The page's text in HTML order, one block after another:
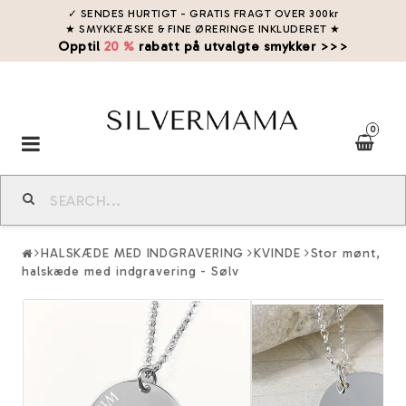
✓ SENDES HURTIGT - GRATIS FRAGT OVER 300kr
★ SMYKKEÆSKE & FINE ØRERINGE INKLUDERET ★
Opptil 20 % rabatt på utvalgte smykker >>>
0
Toggle
navigation
HALSKÆDE MED INDGRAVERING KVINDE
Stor mønt,
halskæde med indgravering - Sølv